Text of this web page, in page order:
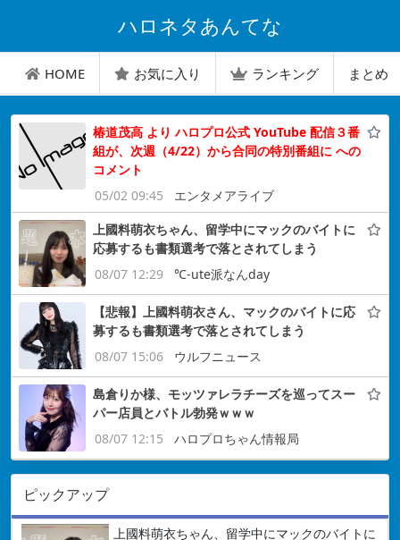
ハロネタあんてな
HOME お気に入り ランキング まとめ
椿道茂高 より ハロプロ公式 YouTube 配信３番
組が、次週（4/22）から合同の特別番組に への
コメント
05/02 09:45
エンタメアライブ
上國料萌衣ちゃん、留学中にマックのバイトに
応募するも書類選考で落とされてしまう
08/07 12:29
℃-ute派なんday
【悲報】上國料萌衣さん、マックのバイトに応
募するも書類選考で落とされてしまう
08/07 15:06
ウルフニュース
島倉りか様、モッツァレラチーズを巡ってスー
パー店員とバトル勃発ｗｗｗ
08/07 12:15
ハロプロちゃん情報局
ピックアップ
上國料萌衣ちゃん、留学中にマックのバイトに